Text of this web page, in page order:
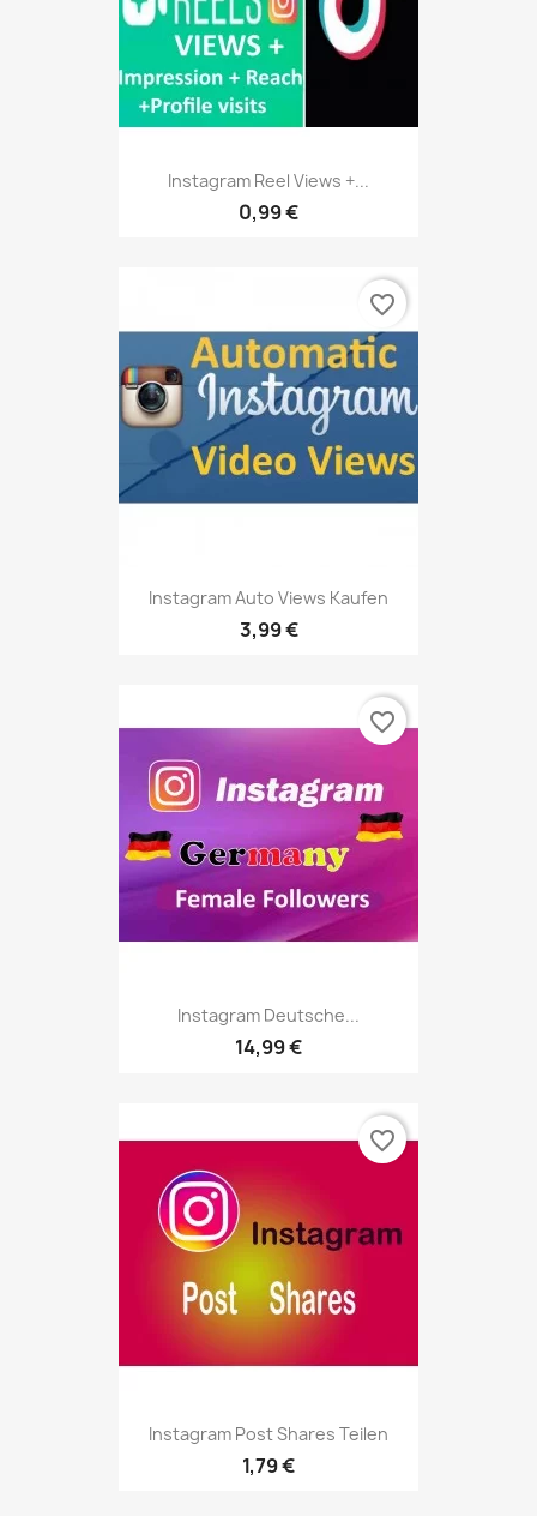
Instagram Reel Views +...
0,99 €
Instagram Auto Views Kaufen
3,99 €
favorite_border
Instagram Deutsche...
14,99 €
favorite_border
Instagram Post Shares Teilen
1,79 €
favorite_border